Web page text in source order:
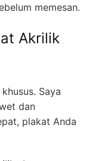
memesan.
Akrilik
Saya
dan
plakat Anda